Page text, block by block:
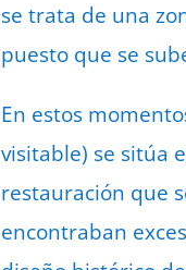
se trata de una
puesto que se
En estos
visitable) se sitúa
restauración que
encontraban